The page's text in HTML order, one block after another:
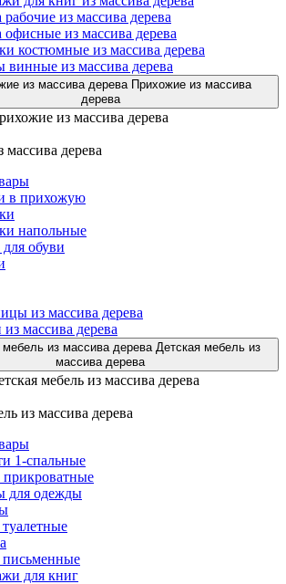
рабочие из массива дерева
офисные из массива дерева
костюмные из массива дерева
из массива дерева
Прихожие из массива
дерева
дерева
в прихожую
напольные
обуви
из массива дерева
из массива дерева
Детская мебель из
массива дерева
из массива дерева
1-спальные
для одежды
для книг